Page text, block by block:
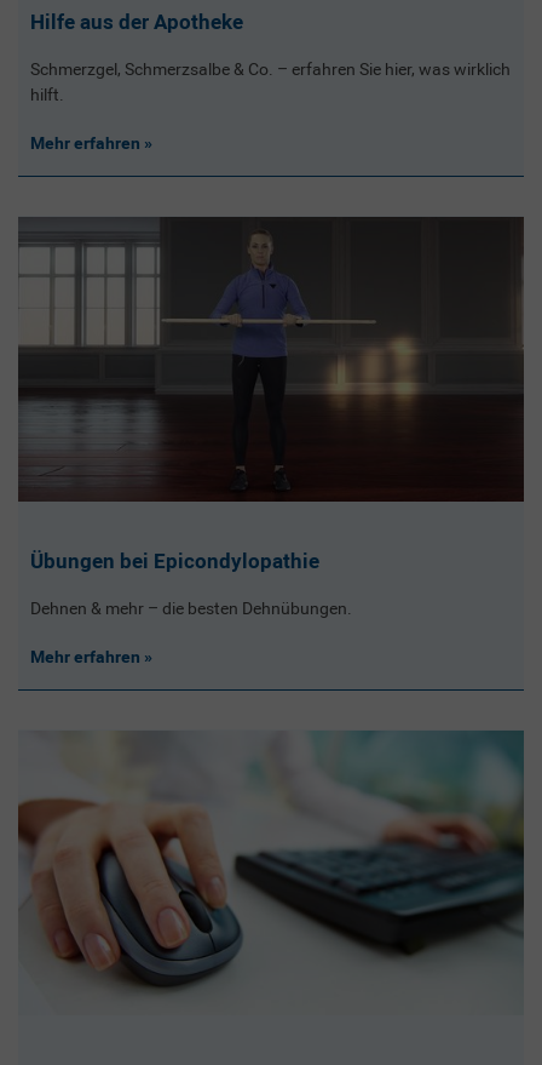
Hilfe aus der Apotheke
Schmerzgel, Schmerzsalbe & Co. – erfahren Sie hier, was wirklich
hilft.
Mehr erfahren
Übungen bei Epicondylopathie
Dehnen & mehr – die besten Dehnübungen.
Mehr erfahren